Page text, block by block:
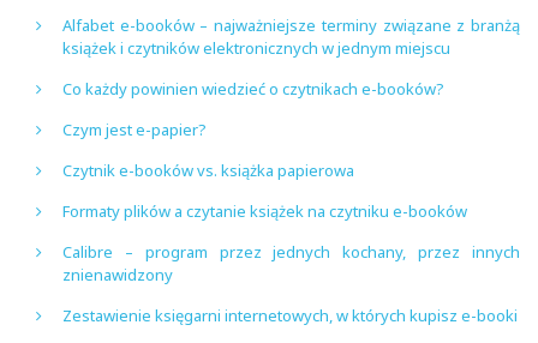
Alfabet e-booków – najważniejsze terminy związane z branżą
książek i czytników elektronicznych w jednym miejscu
Co każdy powinien wiedzieć o czytnikach e-booków?
Czym jest e-papier?
Czytnik e-booków vs. książka papierowa
Formaty plików a czytanie książek na czytniku e-booków
Calibre – program przez jednych kochany, przez innych
znienawidzony
Zestawienie księgarni internetowych, w których kupisz e-booki